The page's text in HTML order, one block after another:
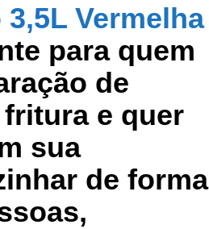
Vermelha
para quem
de
e quer
sua
de forma